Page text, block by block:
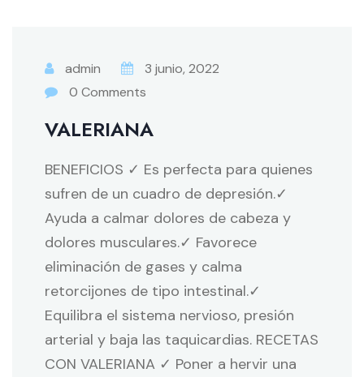
admin
3 junio, 2022
0 Comments
VALERIANA
BENEFICIOS ✓ Es perfecta para quienes
sufren de un cuadro de depresión.✓
Ayuda a calmar dolores de cabeza y
dolores musculares.✓ Favorece
eliminación de gases y calma
retorcijones de tipo intestinal.✓
Equilibra el sistema nervioso, presión
arterial y baja las taquicardias. RECETAS
CON VALERIANA ✓ Poner a hervir una